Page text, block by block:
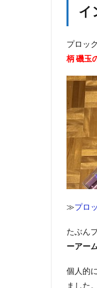
継
の
ま
め
イ
プロッ
柄 磯玉
≫プロ
たぶん
ーアー
個人的
ました。